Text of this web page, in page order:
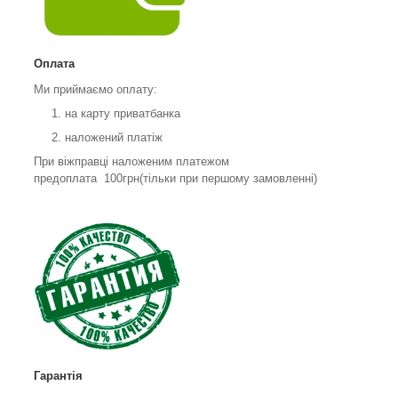
Оплата
Ми приймаємо оплату:
на карту приватбанка
наложений платіж
При віжправці наложеним платежом
предоплата 100грн(тільки при першому замовленні)
Гарантія